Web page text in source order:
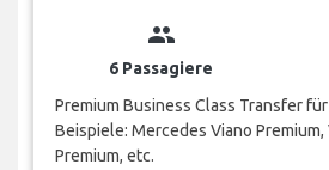
group
6 Passagiere
Premium Business Class Transfer
Beispiele: Mercedes Viano
Premium, etc.